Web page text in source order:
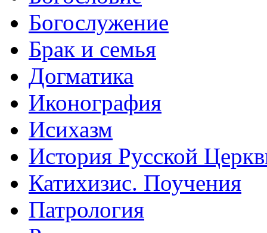
Богослужение
Брак и семья
Догматика
Иконография
Исихазм
История Русской
Катихизис. Поучения
Патрология